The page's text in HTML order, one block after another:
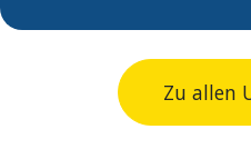
Zu allen